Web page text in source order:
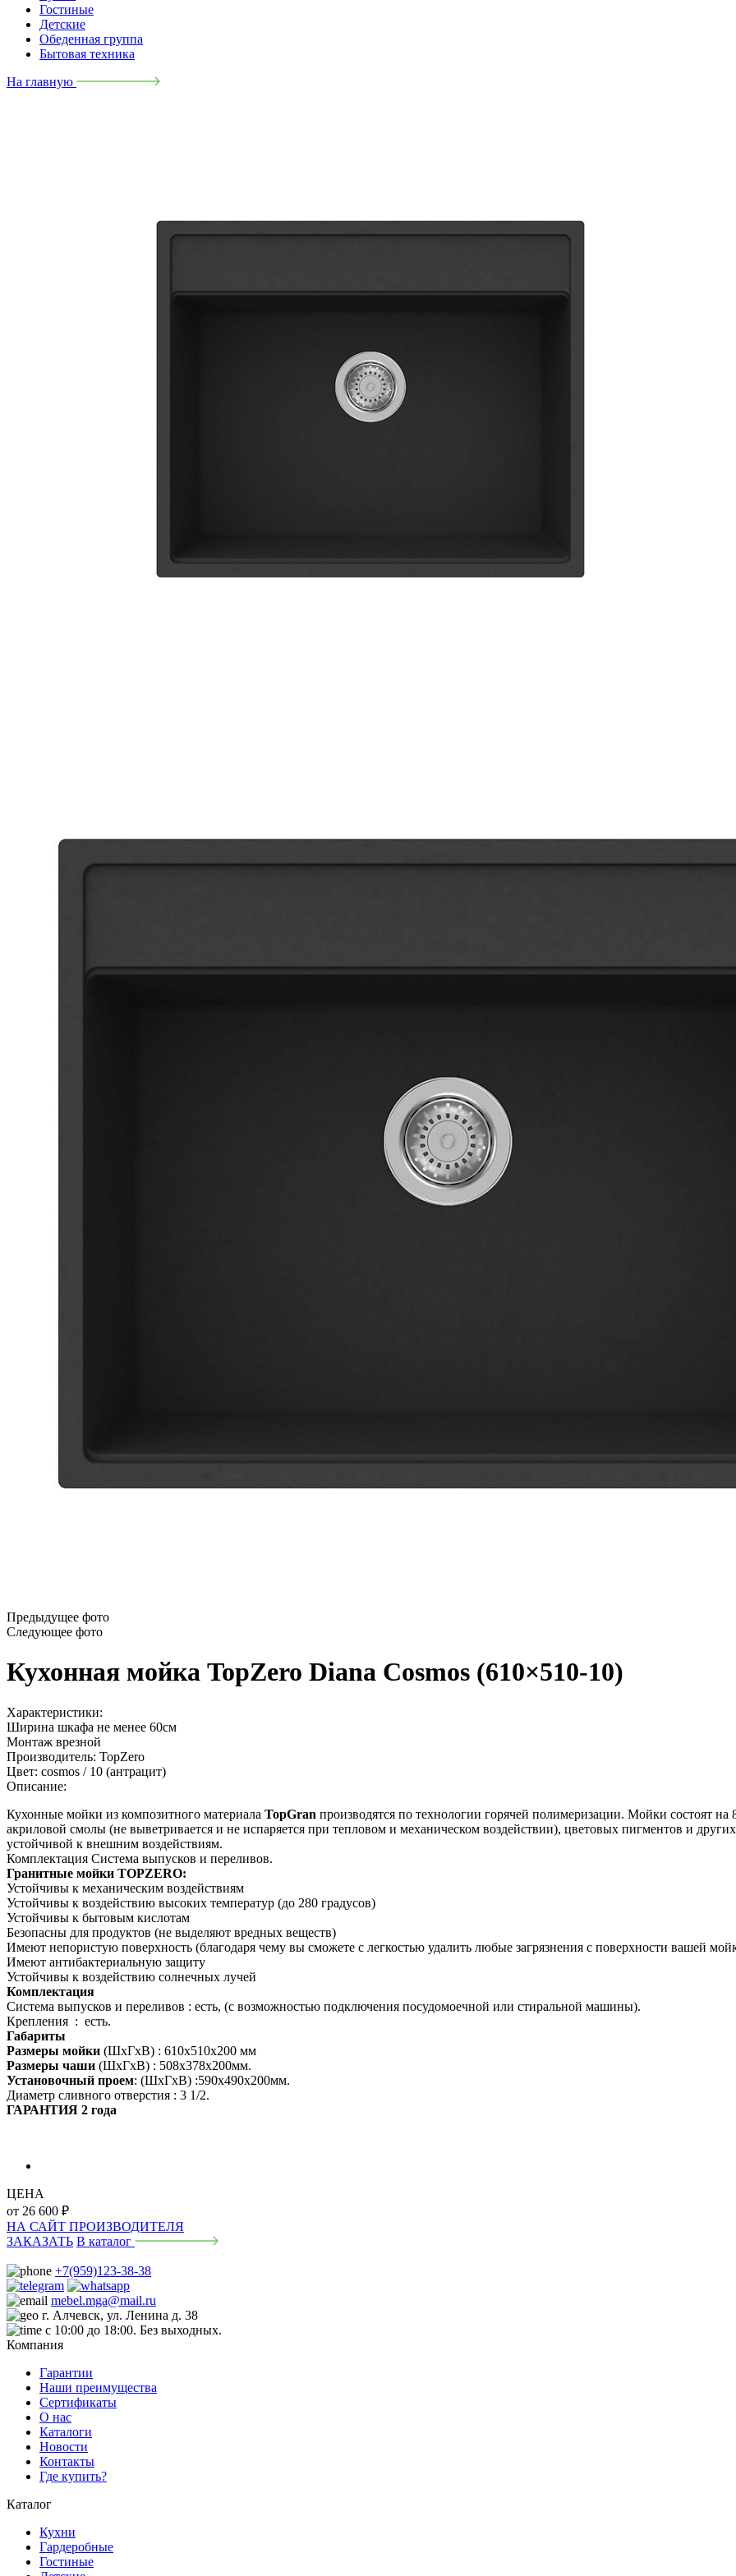
Гостиные
Детские
Обеденная группа
Бытовая техника
На главную
Предыдущее фото
Следующее фото
Кухонная мойка TopZero Diana Cosmos (610×510-10)
Характеристики:
Ширина шкафа не менее 60см
Монтаж врезной
Производитель: TopZero
Цвет: cosmos / 10 (антрацит)
Описание:
Кухонные мойки из композитного материала TopGran производятся по технологии горячей полимеризации. Мойки состоят
акриловой смолы (не выветривается и не испаряется при тепловом и механическом воздействии), цветовых пигментов и
устойчивой к внешним воздействиям.
Комплектация Система выпусков и переливов.
Гранитные мойки TOPZERO:
Устойчивы к механическим воздействиям
Устойчивы к воздействию высоких температур (до 280 градусов)
Устойчивы к бытовым кислотам
Безопасны для продуктов (не выделяют вредных веществ)
Имеют непористую поверхность (благодаря чему вы сможете с легкостью удалить любые загрязнения с поверхности вашей
Имеют антибактериальную защиту
Устойчивы к воздействию солнечных лучей
Комплектация
Система выпусков и переливов : есть, (с возможностью подключения посудомоечной или стиральной машины).
Крепления : есть.
Габариты
Размеры мойки (ШхГхВ) : 610х510х200 мм
Размеры чаши (ШхГхВ) : 508х378х200мм.
Установочный проем: (ШхГхВ) :590х490х200мм.
Диаметр сливного отверстия : 3 1/2.
ГАРАНТИЯ 2 года
ЦЕНА
от 26 600 ₽
НА САЙТ ПРОИЗВОДИТЕЛЯ
ЗАКАЗАТЬ В каталог
+7(959)123-38-38
mebel.mga@mail.ru
г. Алчевск, ул. Ленина д. 38
с 10:00 до 18:00. Без выходных.
Компания
Гарантии
Наши преимущества
Сертификаты
О нас
Каталоги
Новости
Контакты
Где купить?
Каталог
Кухни
Гардеробные
Гостиные